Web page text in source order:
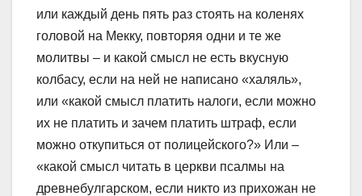
или каждый день пять раз стоять на коленях
головой на Мекку, повторяя одни и те же
молитвы – и какой смысл не есть вкусную
колбасу, если на ней не написано «халяль»,
или «какой смысл платить налоги, если можно
их не платить и зачем платить штраф, если
можно откупиться от полицейского?» Или –
«какой смысл читать в церкви псалмы на
древнебулгарском, если никто из прихожан не